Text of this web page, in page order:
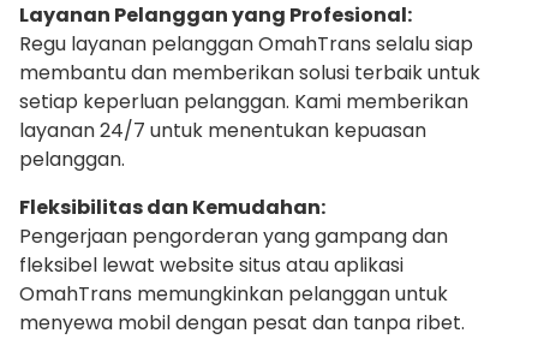
Layanan Pelanggan yang Profesional:
Regu layanan pelanggan OmahTrans selalu siap
membantu dan memberikan solusi terbaik untuk
setiap keperluan pelanggan. Kami memberikan
layanan 24/7 untuk menentukan kepuasan
pelanggan.
Fleksibilitas dan Kemudahan:
Pengerjaan pengorderan yang gampang dan
fleksibel lewat website situs atau aplikasi
OmahTrans memungkinkan pelanggan untuk
menyewa mobil dengan pesat dan tanpa ribet.